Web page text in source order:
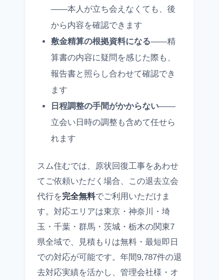
——本人が立ち会えなくても、後
から内容を確認できます
敷金精算の根拠資料になる——精
算書の内容に疑問を感じた際も、
報告書と照らし合わせて確認でき
ます
日程調整の手間がかからない——
立会い日時の調整も含めて任せら
れます
スム住むでは、原状回復工事をあわせ
てご依頼いただく場合、この退去立会
代行を完全無料でご利用いただけま
す。対応エリアは東京・神奈川・埼
玉・千葉・群馬・茨城・栃木の関東7
県全域で、見積もりは無料・最短即日
での対応が可能です。年間9,787件の退
去対応実績を活かし、管理会社様・オ